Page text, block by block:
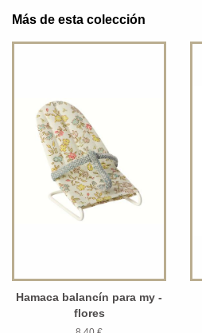
Más de esta colección
Hamaca balancín para my -
flores